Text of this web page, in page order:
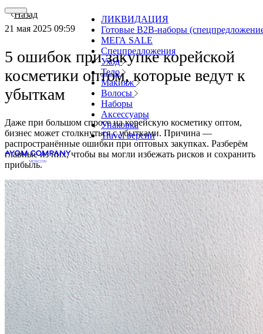
ЛИКВИДАЦИЯ
Готовые В2В-наборы
МЕГА SALE
Спецпредложения
Уход
Тело
Макияж
Волосы
Наборы
Аксессуары
Упаковка
Travel версии
Назад
21 мая 2025 09:59
5 ошибок при закупке корейской
косметики оптом, которые ведут к
убыткам
Даже при большом спросе на корейскую косметику оптом,
бизнес может столкнуться с убытками. Причина —
распространённые ошибки при оптовых закупках. Разберём
главные из них, чтобы вы могли избежать рисков и сохранить
прибыль.